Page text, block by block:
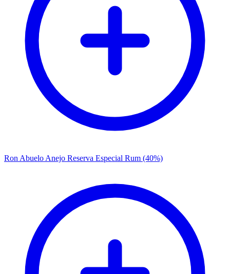
Ron Abuelo Anejo Reserva Especial Rum (40%)